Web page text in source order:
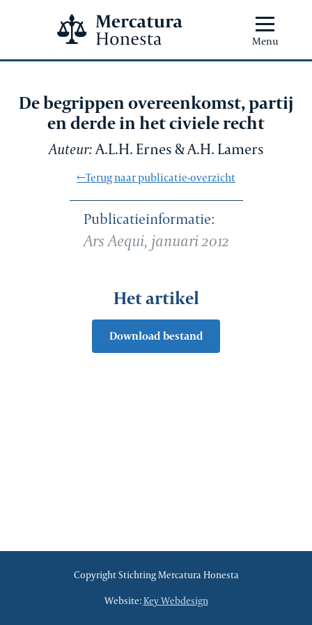
Menu
De begrippen overeenkomst, partij
en derde in het civiele recht
Auteur:A.L.H. Ernes & A.H. Lamers
←Terug naar publicatie-overzicht
Publicatieinformatie:
Ars Aequi, januari 2012
Het artikel
Download bestand
Copyright Stichting Mercatura Honesta
Website: Key Webdesign